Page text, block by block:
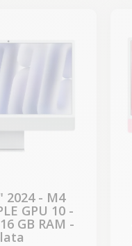
2024 - M4
GPU 10 -
GB RAM -